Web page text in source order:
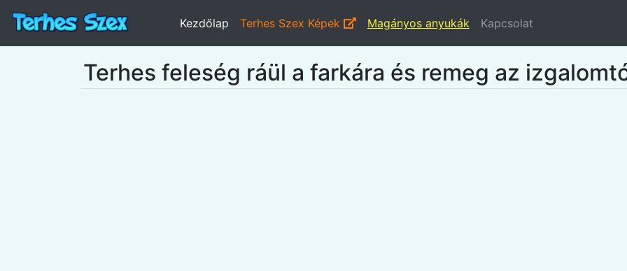
Kezdőlap Terhes Szex Képek Magányos anyukák Kapcsolat
Terhes feleség ráül a farkára és remeg az